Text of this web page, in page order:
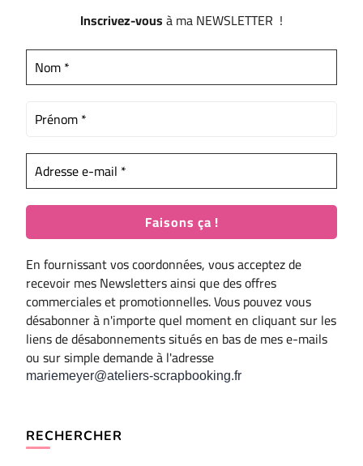
Inscrivez-vousà ma NEWSLETTER !
En fournissant vos coordonnées, vous acceptez de
recevoir mes Newsletters ainsi que des offres
commerciales et promotionnelles. Vous pouvez vous
désabonner à n'importe quel moment en cliquant sur les
liens de désabonnements situés en bas de mes e-mails
ou sur simple demande à l'adresse
mariemeyer@ateliers-scrapbooking.fr
RECHERCHER